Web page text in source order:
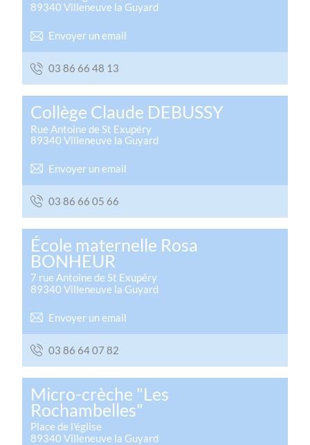
89340 Villeneuve la Guyard
Envoyer un email
31 84 66 68 30
Collège Claude DEBUSSY
Rue Antoine de St Exupéry
89340 Villeneuve la Guyard
Envoyer un email
66 50 66 68 30
École maternelle Rosa
BONHEUR
7 rue Antoine de St Exupéry
89340 Villeneuve la Guyard
Envoyer un email
28 70 46 68 30
Micro-crèche "Les
Rochambelles"
Place de l'église
89340 Villeneuve la Guyard